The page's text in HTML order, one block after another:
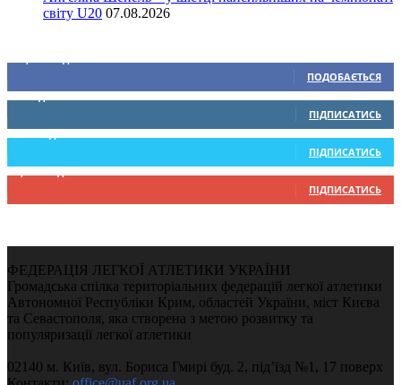
світу U20 07.08.2026
ПОДОБАЄТЬСЯ
0 Підписників
ПІДПИСАТИСЬ
234 Підписників
ПІДПИСАТИСЬ
9,370 Підписників
ПІДПИСАТИСЬ
ФЕДЕРАЦІЯ ЛЕГКОЇ АТЛЕТИКИ УКРАЇНИ
Громадська спілка територіальних федерацій легкої атлетики
Автономної Республіки Крим, областей України, міст Києва
та Севастополя, яка створена з метою розвитку та
популяризації легкої атлетики
02140 м. Київ, вул. Бориса Гмирі буд. 2, під’їзд №1, 17 поверх